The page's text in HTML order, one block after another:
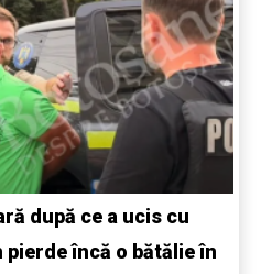
după ce a ucis cu
pierde încă o bătălie în